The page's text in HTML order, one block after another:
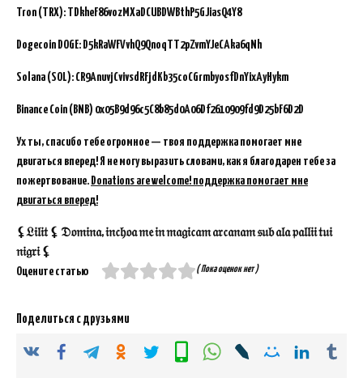
Tron (TRX): TDkheF86vozMXaDCUBDWBthP5GJiasQ4Y8
Dogecoin DOGE: D5kRaWFVvhQ9QnoqTT2pZvmYJeCAka6qNh
Solana (SOL): CR9AnuvjCvivsdRFjdKb35coCGrmbyosfDnYixAyHykm
Binance Coin (BNB) 0x05B9d96c5C8b85d0A06Df2610909fd9D25bF6D2D
Ух ты, спасибо тебе огромное — твоя поддержка помогает мне
двигаться вперед! Я не могу выразить словами, как я благодарен тебе за
пожертвование. Donations are welcome! поддержка помогает мне
двигаться вперед!
⚸𝔏𝔦𝔩𝔦𝔱 ⚸ 𝔇𝔬𝔪𝔦𝔫𝔞, 𝔦𝔫𝔠𝔥𝔬𝔞 𝔪𝔢 𝔦𝔫 𝔪𝔞𝔤𝔦𝔠𝔞𝔪 𝔞𝔯𝔠𝔞𝔫𝔞𝔪 𝔰𝔲𝔟 𝔞𝔩𝔞 𝔭𝔞𝔩𝔩𝔦𝔦 𝔱𝔲𝔦
𝔫𝔦𝔤𝔯𝔦 ⚸
Оцените статью
( Пока оценок нет )
Поделиться с друзьями